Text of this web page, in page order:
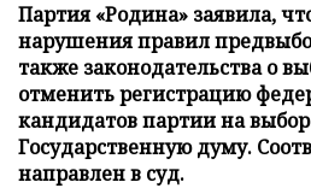
Партия «Родина» заявила,
нарушения правил
также законодательства о
отменить регистрацию
кандидатов партии на
Государственную думу.
направлен в суд.